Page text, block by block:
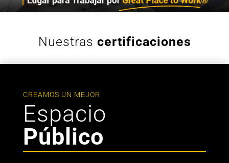
Nuestras certificaciones
CREAMOS UN MEJOR
Espacio
Público